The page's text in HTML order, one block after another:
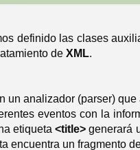
definido las clases
de XML.
un analizador (parser)
eventos con la
etiqueta <title>generará
encuentra un fragmento